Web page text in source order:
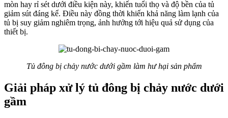
mòn hay rỉ sét dưới điều kiện này, khiến tuổi thọ và độ bền của tủ
giảm sút đáng kể. Điều này đồng thời khiến khả năng làm lạnh của
tủ bị suy giảm nghiêm trọng, ảnh hưởng tới hiệu quả sử dụng của
thiết bị.
Tủ đông bị chảy nước dưới gầm làm hư hại sản phẩm
Giải pháp xử lý tủ đông bị chảy nước dưới
gầm